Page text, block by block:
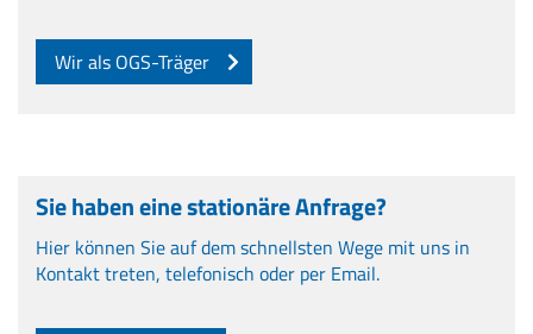
Wir als OGS-Träger
Sie haben eine stationäre Anfrage?
Hier können Sie auf dem schnellsten Wege mit uns in
Kontakt treten, telefonisch oder per Email.